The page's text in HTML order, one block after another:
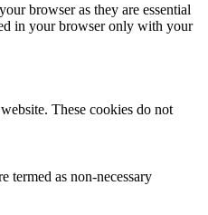
browser as they are essential
in your browser only with your
These cookies do not
termed as non-necessary